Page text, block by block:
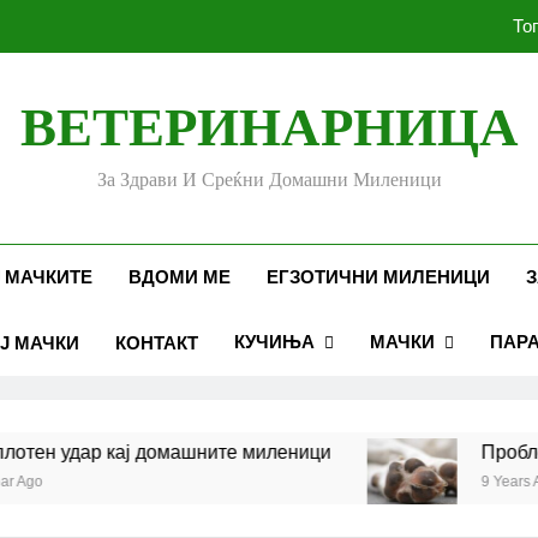
Убоди и угризи од
Стоматолошко здравје
Убоди и угризи од
ВЕТЕРИНАРНИЦА
За Здрави И Среќни Домашни Миленици
МАЧКИТЕ ВДОМИ МЕ ЕГЗОТИЧНИ МИЛЕНИЦИ
МАЧКИ КОНТАКТ КУЧИЊА МАЧКИ
удар кај домашните миленици Проблеми
9 Years Ago